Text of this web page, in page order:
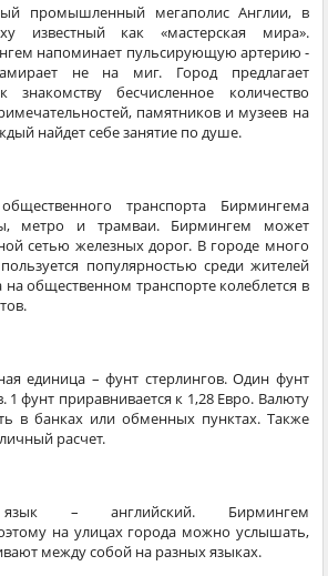
промышленный мегаполис Англии, в
известный как «мастерская мира».
напоминает пульсирующую артерию -
не на миг. Город предлагает
знакомству бесчисленное количество
памятников и музеев на
найдет себе занятие по душе.
транспорта Бирмингема
метро и трамваи. Бирмингем может
сетью железных дорог. В городе много
популярностью среди жителей
общественном транспорте колеблется в
единица – фунт стерлингов. Один фунт
1 фунт приравнивается к 1,28 Евро. Валюту
в банках или обменных пунктах. Также
расчет.
язык – английский. Бирмингем
на улицах города можно услышать,
между собой на разных языках.